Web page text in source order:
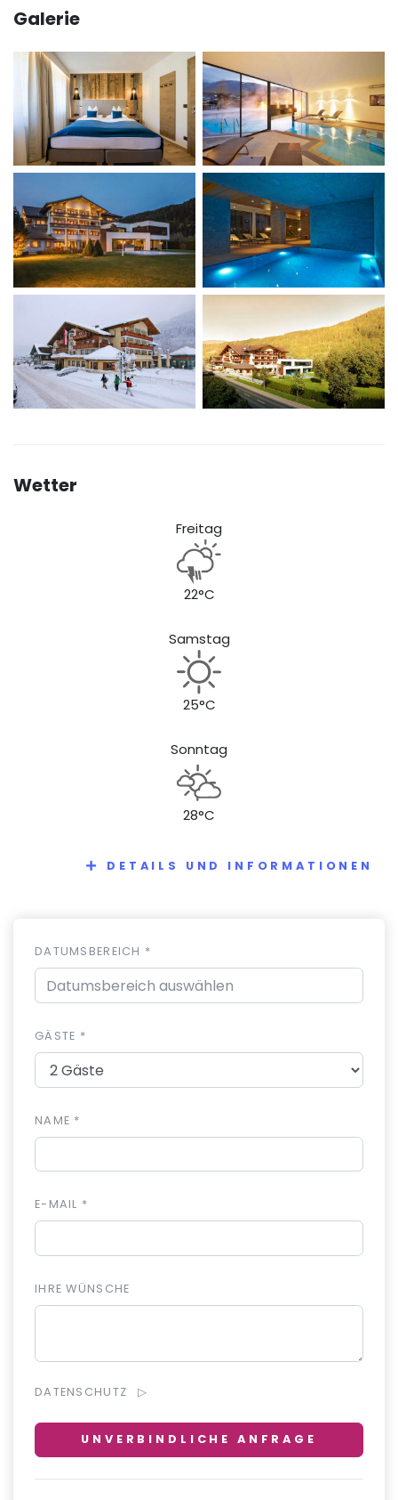
Galerie
Wetter
Freitag
22°C
Samstag
25°C
Sonntag
28°C
DETAILS UND INFORMATIONEN
DATUMSBEREICH *
GÄSTE *
NAME *
E-MAIL *
IHRE WÜNSCHE
DATENSCHUTZ
UNVERBINDLICHE ANFRAGE